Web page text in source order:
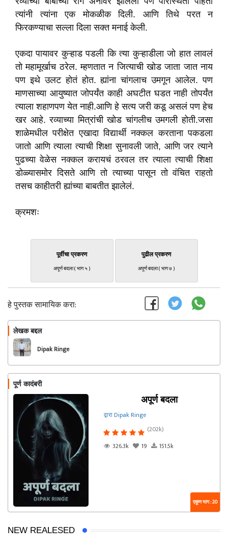
त्यांनी त्यांना एक मोकळीक दिली. आणि तिथे परत न
फिरकण्याचा सल्ला दिला सक्त मनाई केली.
एकदा पायावर कुऱ्हाड पडली कि त्या कुऱ्हाडीला जो हात लावलं
तो महामूर्खाच ठरेल. म्हणतात न जित्याची खोड जाता जात नाय
पण इथे उलट होतं होत. ह्यांना चांगलाच उमगून आलेल. पण
माणसाच्या आयुष्यात जोपर्यंत काही अघटीत घडत नाही तोपर्यंत
त्याला शहाणपण येत नाही.आणि हे सत्य जरी कडू असलं पण हेच
खर आहे. रव्याच्या मित्रांची खोड चांगलीच उमगली होती.जसा
शाळेमधील परीक्षेत एखादा विद्यार्थी नक्कल करताना पकडला
जातो आणि त्याला त्याची शिक्षा सुनावली जाते, आणि जर त्याने
पुढच्या वेळेस नक्कल करायचं ठरवल तर त्याला त्याची शिक्षा
डोळ्यासमोर दिसते आणि तो त्याच्या पासून तो वंचित राहतो
तसच काहीतरी ह्यांच्या बाबतीत झालेलं.
क्रमशः
पूर्वीचा प्रकरण
अपूर्ण बदला ( भाग ५ )
पुढील प्रकरण
अपूर्ण बदला ( भाग ७ )
हे पुस्तक सामायिक करा:
लेखक बद्दल
Dipak Ringe
पूर्ण कादंबरी
अपूर्ण बदला
द्वारा Dipak Ringe
(202k)
326.3k
19 151.5k
एकूण भाग : 20
NEW REALESED